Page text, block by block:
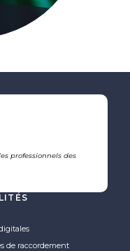
professionnels des
de raccordement